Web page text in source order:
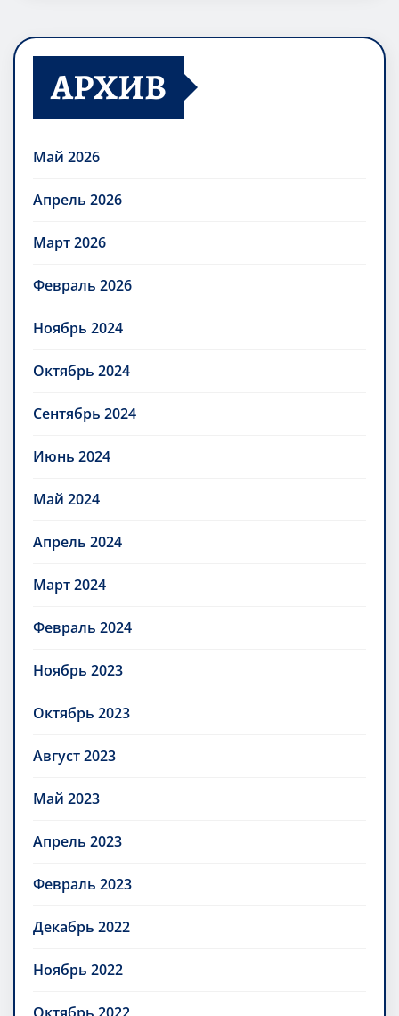
АРХИВ
Май 2026
Апрель 2026
Март 2026
Февраль 2026
Ноябрь 2024
Октябрь 2024
Сентябрь 2024
Июнь 2024
Май 2024
Апрель 2024
Март 2024
Февраль 2024
Ноябрь 2023
Октябрь 2023
Август 2023
Май 2023
Апрель 2023
Февраль 2023
Декабрь 2022
Ноябрь 2022